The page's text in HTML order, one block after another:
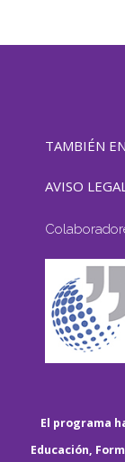
TAMBIÉN
AVISO LEGAL
El programa
Educación,